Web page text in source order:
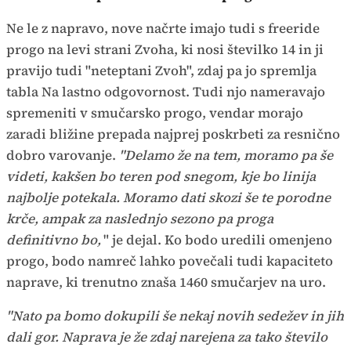
Ne le z napravo, nove načrte imajo tudi s freeride
progo na levi strani Zvoha, ki nosi številko 14 in ji
pravijo tudi "neteptani Zvoh", zdaj pa jo spremlja
tabla Na lastno odgovornost. Tudi njo nameravajo
spremeniti v smučarsko progo, vendar morajo
zaradi bližine prepada najprej poskrbeti za resnično
dobro varovanje. "Delamo že na tem, moramo pa še
videti, kakšen bo teren pod snegom, kje bo linija
najbolje potekala. Moramo dati skozi še te porodne
krče, ampak za naslednjo sezono pa proga
definitivno bo," je dejal. Ko bodo uredili omenjeno
progo, bodo namreč lahko povečali tudi kapaciteto
naprave, ki trenutno znaša 1460 smučarjev na uro.
"Nato pa bomo dokupili še nekaj novih sedežev in jih
dali gor. Naprava je že zdaj narejena za tako število